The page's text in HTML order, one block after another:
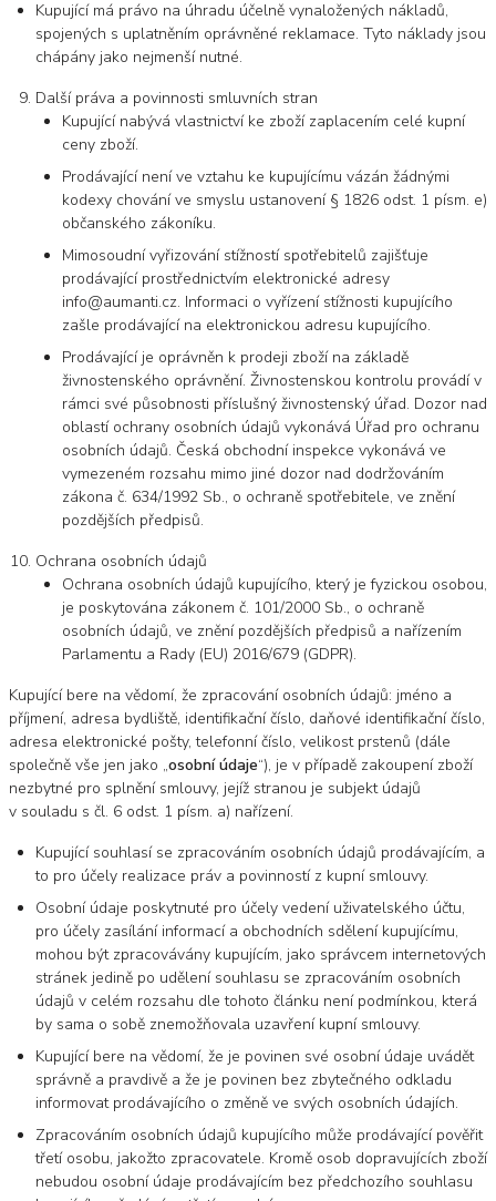
Kupující má právo na úhradu účelně vynaložených nákladů,
spojených s uplatněním oprávněné reklamace. Tyto náklady jsou
chápány jako nejmenší nutné.
Další práva a povinnosti smluvních stran
Kupující nabývá vlastnictví ke zboží zaplacením celé kupní
ceny zboží.
Prodávající není ve vztahu ke kupujícímu vázán žádnými
kodexy chování ve smyslu ustanovení § 1826 odst. 1 písm. e)
občanského zákoníku.
Mimosoudní vyřizování stížností spotřebitelů zajišťuje
prodávající prostřednictvím elektronické adresy
info@aumanti.cz. Informaci o vyřízení stížnosti kupujícího
zašle prodávající na elektronickou adresu kupujícího.
Prodávající je oprávněn k prodeji zboží na základě
živnostenského oprávnění. Živnostenskou kontrolu provádí v
rámci své působnosti příslušný živnostenský úřad. Dozor nad
oblastí ochrany osobních údajů vykonává Úřad pro ochranu
osobních údajů. Česká obchodní inspekce vykonává ve
vymezeném rozsahu mimo jiné dozor nad dodržováním
zákona č. 634/1992 Sb., o ochraně spotřebitele, ve znění
pozdějších předpisů.
Ochrana osobních údajů
Ochrana osobních údajů kupujícího, který je fyzickou osobou,
je poskytována zákonem č. 101/2000 Sb., o ochraně
osobních údajů, ve znění pozdějších předpisů a nařízením
Parlamentu a Rady (EU) 2016/679 (GDPR).
Kupující bere na vědomí, že zpracování osobních údajů: jméno a
příjmení, adresa bydliště, identifikační číslo, daňové identifikační číslo,
adresa elektronické pošty, telefonní číslo, velikost prstenů (dále
společně vše jen jako „osobní údaje“), je v případě zakoupení zboží
nezbytné pro splnění smlouvy, jejíž stranou je subjekt údajů
v souladu s čl. 6 odst. 1 písm. a) nařízení.
Kupující souhlasí se zpracováním osobních údajů prodávajícím, a
to pro účely realizace práv a povinností z kupní smlouvy.
Osobní údaje poskytnuté pro účely vedení uživatelského účtu,
pro účely zasílání informací a obchodních sdělení kupujícímu,
mohou být zpracovávány kupujícím, jako správcem internetových
stránek jedině po udělení souhlasu se zpracováním osobních
údajů v celém rozsahu dle tohoto článku není podmínkou, která
by sama o sobě znemožňovala uzavření kupní smlouvy.
Kupující bere na vědomí, že je povinen své osobní údaje uvádět
správně a pravdivě a že je povinen bez zbytečného odkladu
informovat prodávajícího o změně ve svých osobních údajích.
Zpracováním osobních údajů kupujícího může prodávající pověřit
třetí osobu, jakožto zpracovatele. Kromě osob dopravujících zboží
nebudou osobní údaje prodávajícím bez předchozího souhlasu